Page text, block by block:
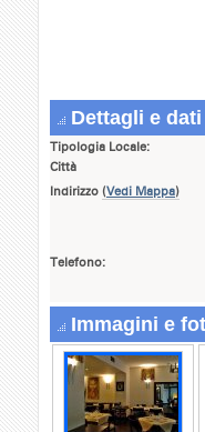
Dettagli e
Tipologia Locale:
Città
Indirizzo (Vedi Mappa)
Telefono:
Immagini e